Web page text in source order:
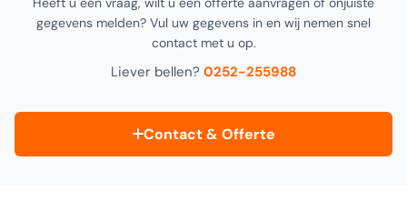
gegevens melden? Vul uw gegevens in en wij nemen snel
contact met u op.
Liever bellen? 0252-255988
Contact & Offerte